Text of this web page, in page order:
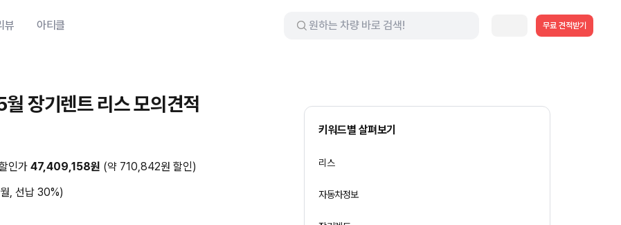
뷰 아티클 무료 견적받기
장기렌트 리스 모의견적
인가47,409,158원 (약 710,842원 할인)
, 선납 30%)
키워드별 살펴보기
리스
자동차정보